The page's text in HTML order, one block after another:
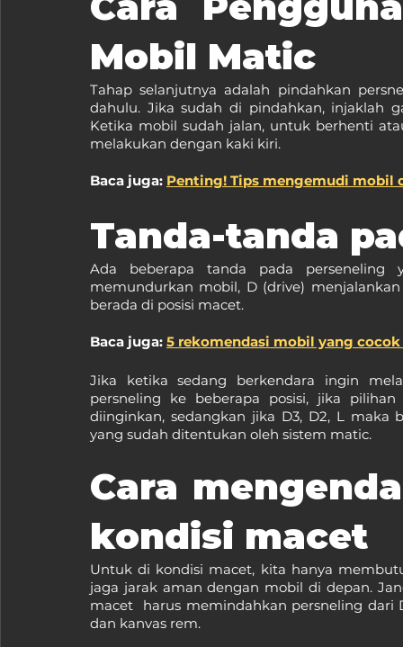
Mobil Matic
Tahap selanjutnya adalah pindahkan
dahulu. Jika sudah di pindahkan, injaklah
Ketika mobil sudah jalan, untuk berhenti
melakukan dengan kaki kiri.
Baca juga: Penting! Tips mengemudi mobil
Tanda-tanda
Ada beberapa tanda pada
memundurkan mobil, D (drive)
berada di posisi macet.
Baca juga: 5 rekomendasi mobil yang
Jika ketika sedang berkendara ingin
persneling ke beberapa posisi, jika
diinginkan, sedangkan jika D3, D2, L
yang sudah ditentukan oleh sistem matic.
Cara
kondisi macet
Untuk di kondisi macet, kita hanya
jaga jarak aman dengan mobil di depan.
macet  harus memindahkan persneling
dan kanvas rem.